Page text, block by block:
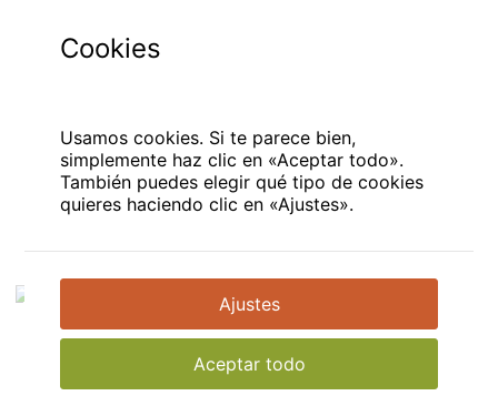
En el mundo de la decoración floral, cada detalle
Leer más
Cookies
Usamos cookies. Si te parece bien,
simplemente haz clic en «Aceptar todo».
También puedes elegir qué tipo de cookies
quieres haciendo clic en «Ajustes».
Ajustes
Aceptar todo